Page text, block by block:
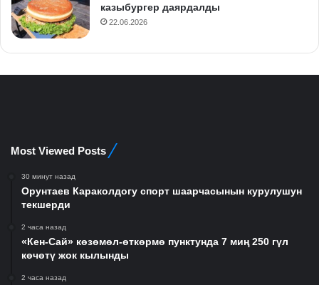
казыбургер даярдалды
22.06.2026
Most Viewed Posts
30 минут назад
Орунтаев Караколдогу спорт шаарчасынын курулушун
текшерди
2 часа назад
«Кен-Сай» көзөмөл-өткөрмө пунктунда 7 миң 250 гүл
көчөтү жок кылынды
2 часа назад